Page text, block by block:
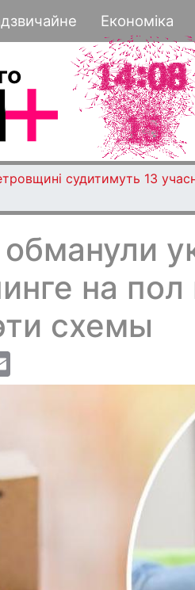
Економіка
судитимуть 13
на
схемы